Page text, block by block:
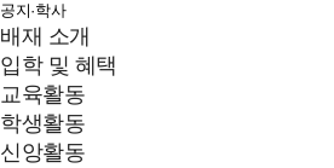
공지·학사
배재 소개
입학 및 혜택
교육활동
학생활동
신앙활동